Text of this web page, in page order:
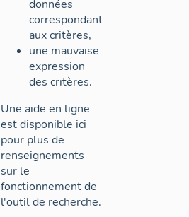
données
correspondant
aux critères,
une mauvaise
expression
des critères.
Une aide en ligne
est disponible ici
pour plus de
renseignements
sur le
fonctionnement de
l'outil de recherche.